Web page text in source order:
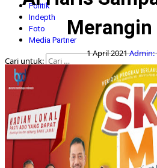
Politik
Indepth
Foto
Media Partner
Cari untuk:
1 April 2021Admin: